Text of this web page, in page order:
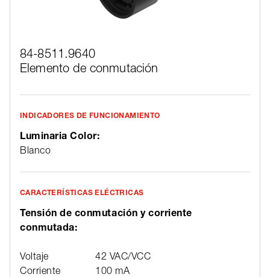
84-8511.9640
Elemento de conmutación
INDICADORES DE FUNCIONAMIENTO
Luminaria Color:
Blanco
CARACTERÍSTICAS ELÉCTRICAS
Tensión de conmutación y corriente
conmutada:
Voltaje
42 VAC/VCC
Corriente
100 mA